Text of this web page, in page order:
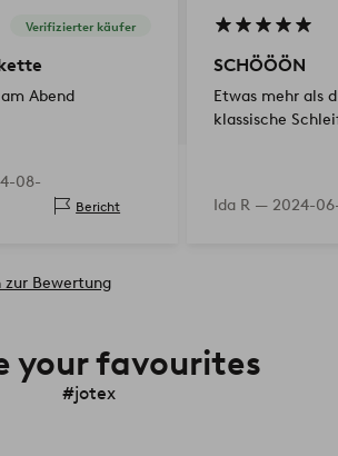
Verifizierter käufer
Abend
08-
Bericht
SCHÖÖÖN
Etwas mehr als
klassische
Ida R — 2024-
Bewertung
your favourites
#jotex